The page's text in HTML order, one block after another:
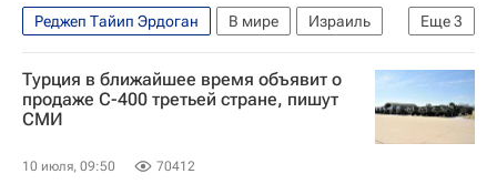
Еще3
Реджеп Тайип Эрдоган В мире
Израиль
Турция
Хакан Фидан Биньямин Нетаньяху
Турция в ближайшее время объявит о
продаже С-400 третьей стране, пишут
СМИ
10 июля, 09:50 70412